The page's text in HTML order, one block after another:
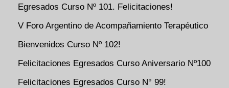
Egresados Curso Nº 101. Felicitaciones!
V Foro Argentino de Acompañamiento Terapéutico
Bienvenidos Curso Nº 102!
Felicitaciones Egresados Curso Aniversario Nº100
Felicitaciones Egresados Curso N° 99!